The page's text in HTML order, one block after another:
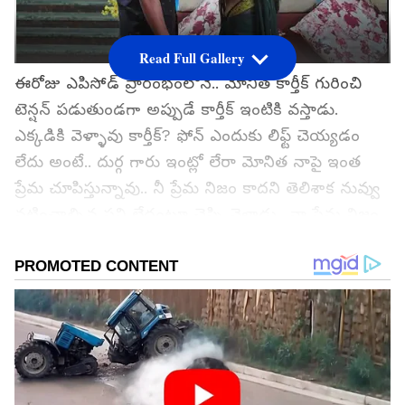
ఈరోజు ఎపిసోడ్ ప్రారంభంలోనే.. మోనిత కార్తీక్ గురించి
టెన్షన్ పడుతుండగా అప్పుడే కార్తీక్ ఇంటికి వస్తాడు.
ఎక్కడికి వెళ్ళావు కార్తీక్? ఫోన్ ఎందుకు లిఫ్ట్ చెయ్యడం
లేదు అంటే.. దుర్గ గారు ఇంట్లో లేరా మోనిత నాపై ఇంత
ప్రేమ చూపిస్తున్నావు.. నీ ప్రేమ నిజం కాదని తెలిశాక నువ్వు
గుర్తు రాకపోయినా నాకు సంబంధం లేదు నా పంతం
చూపిస్తాను అంటూ మోనిత నిర్ణయం తీసుకుంటుంది.
గూగుల్‌లో ఆసక్తికరమైన సమాచారం కోసం ఏసియానెట్ తెలుగు
ను మీ ఫ్రిఫర్డ్ సోర్స్ గా ఎంచుకోండి
Read Full Gallery